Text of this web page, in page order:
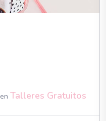
en Talleres Gratuitos